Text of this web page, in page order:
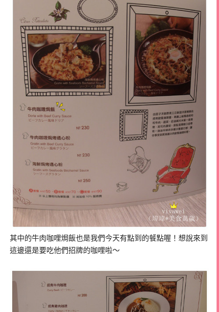
其中的牛肉咖哩焗飯也是我們今天有點到的餐點喔！想說來到
這邊還是要吃他們招牌的咖哩啦～